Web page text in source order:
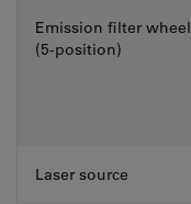
Emission filter wheel
(5-position)
Laser source